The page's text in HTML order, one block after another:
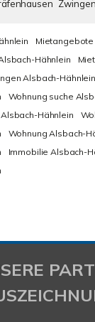
Hähnlein
Alsbach-Hähnlein
Wohnung suche
Hähnlein
Wohnung Alsbach-
Immobilie Alsbach-